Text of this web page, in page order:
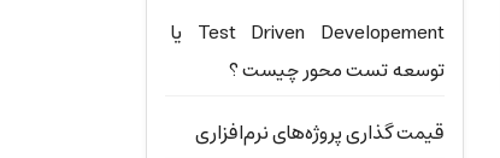
Test Driven Developement یا
توسعه تست محور چیست ؟
قیمت گذاری پروژه‌های نرم‌افزاری